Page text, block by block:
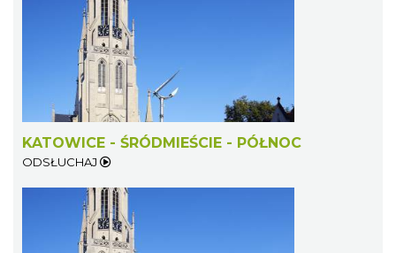
KATOWICE - ŚRÓDMIEŚCIE - PÓŁNOC
ODSŁUCHAJ